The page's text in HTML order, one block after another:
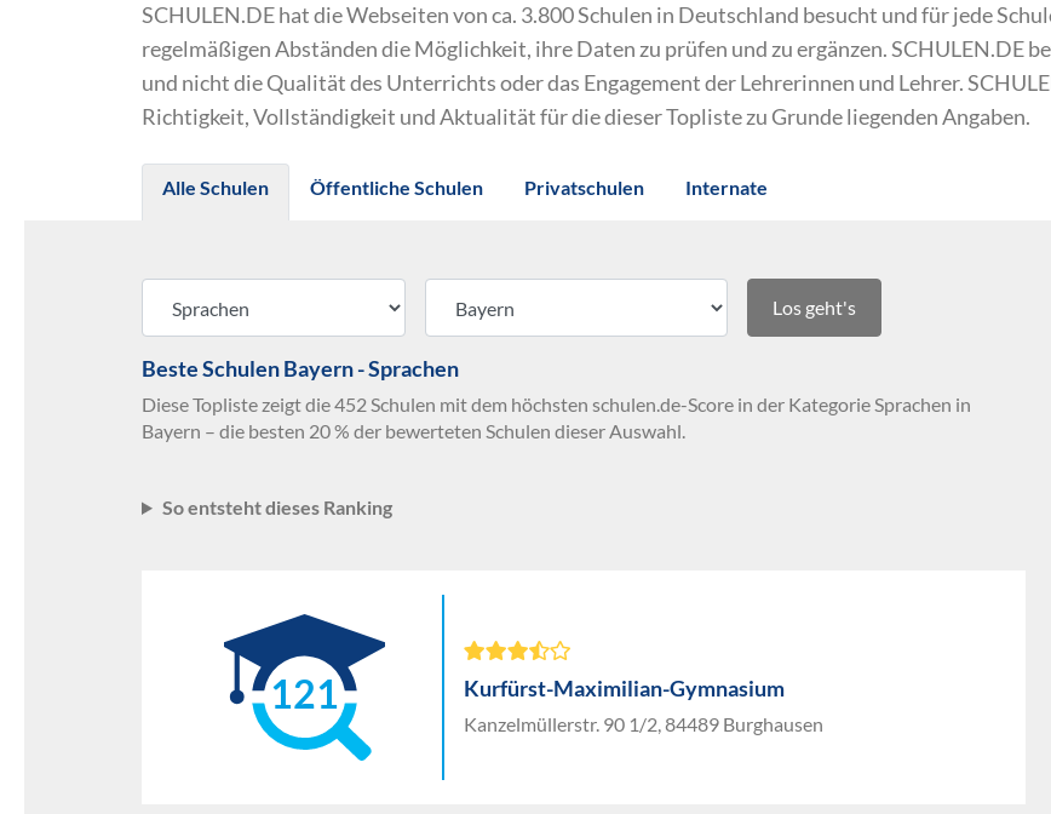
SCHULEN.DE hat die Webseiten von ca. 3.800 Schulen in Deutschland besucht und für jede
regelmäßigen Abständen die Möglichkeit, ihre Daten zu prüfen und zu ergänzen. SCHULEN.DE
und nicht die Qualität des Unterrichts oder das Engagement der Lehrerinnen und Lehrer.
Richtigkeit, Vollständigkeit und Aktualität für die dieser Topliste zu Grunde liegenden Angaben.
Alle Schulen Öffentliche Schulen Privatschulen Internate
Los geht's
Beste Schulen Bayern - Sprachen
Diese Topliste zeigt die 452 Schulen mit dem höchsten schulen.de-Score in der Kategorie Sprachen in
Bayern – die besten 20 % der bewerteten Schulen dieser Auswahl.
So entsteht dieses Ranking
121 Kurfürst-Maximilian-Gymnasium
Kanzelmüllerstr. 90 1/2, 84489 Burghausen